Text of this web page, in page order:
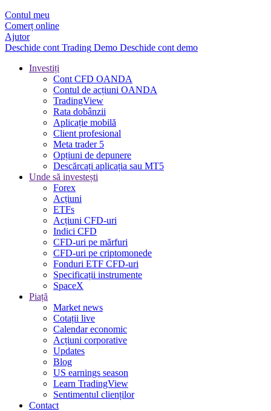
Contul meu
Comerț online
Ajutor
Deschide cont Trading Demo Deschide cont demo
Investiți
Cont CFD OANDA
Contul de acțiuni OANDA
TradingView
Rata dobânzii
Aplicație mobilă
Client profesional
Meta trader 5
Opțiuni de depunere
Descărcați aplicația sau MT5
Unde să investești
Forex
Acțiuni
ETFs
Acțiuni CFD-uri
Indici CFD
CFD-uri pe mărfuri
CFD-uri pe criptomonede
Fonduri ETF CFD-uri
Specificații instrumente
SpaceX
Piață
Market news
Cotații live
Calendar economic
Acțiuni corporative
Updates
Blog
US earnings season
Learn TradingView
Sentimentul clienților
Contact